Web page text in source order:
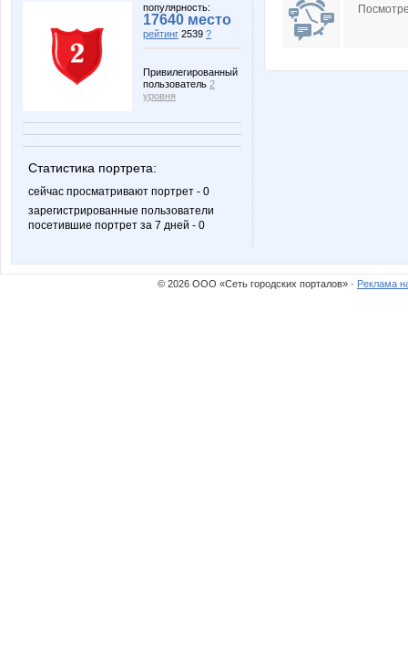
популярность:
17640 место
рейтинг 2539 ?
Привилегированный
пользователь 2
уровня
Статистика портрета:
сейчас просматривают портрет - 0
зарегистрированные пользователи
посетившие портрет за 7 дней - 0
yla nn бэста
© 2026 ООО «Сеть городских порталов» · Реклама